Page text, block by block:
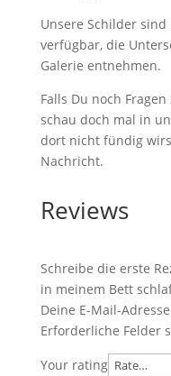
Unsere Schilder
verfügbar, die
Galerie entnehmen.
Falls Du noch
schau doch mal in
dort nicht fündig
Nachricht.
Reviews
Schreibe die erste
in meinem Bett
Deine E-Mail-
Erforderliche Felder
Your rating